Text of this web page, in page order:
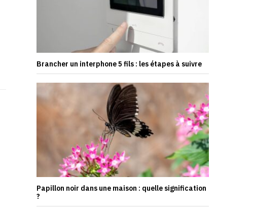
Brancher un interphone 5 fils : les étapes à suivre
Papillon noir dans une maison : quelle signification
?